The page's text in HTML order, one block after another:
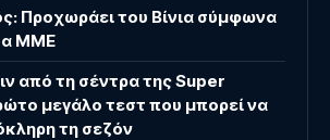
Προχωράει του Βίνια σύμφωνα
ΜΜΕ
από τη σέντρα της Super
μεγάλο τεστ που μπορεί να
τη σεζόν